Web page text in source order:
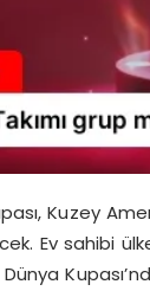
Kuzey
Ev sahibi